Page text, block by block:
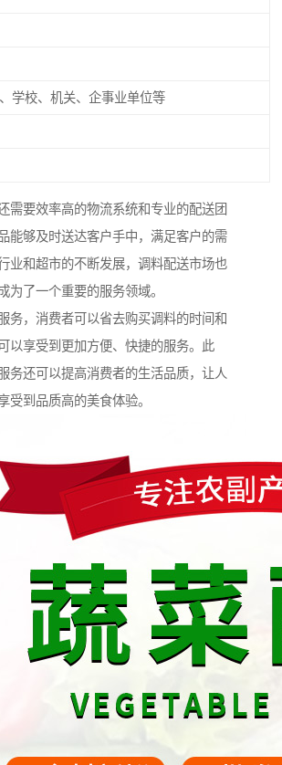
学校、机关、企事业单位等
需要效率高的物流系统和专业的配送团
能够及时送达客户手中，满足客户的需
业和超市的不断发展，调料配送市场也
为了一个重要的服务领域。
务，消费者可以省去购买调料的时间和
以享受到更加方便、快捷的服务。此
务还可以提高消费者的生活品质，让人
受到品质高的美食体验。